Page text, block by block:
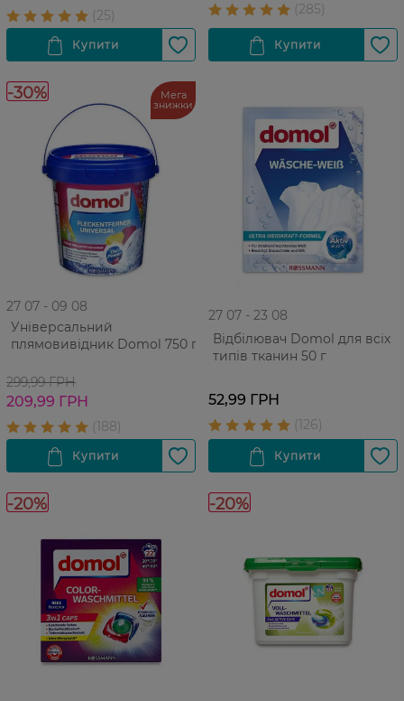
-30% Мега
знижки
27 07 - 09 08
Універсальний
плямовивідник Domol 750 г
299,99 ГРН
209,99 ГРН
27 07 - 23 08
Відбілювач Domol для всіх
типів тканин 50 г
52,99 ГРН
-20% -20%